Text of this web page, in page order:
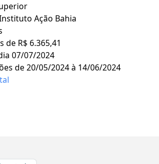
Ação Bahia
de R$ 6.365,41
07/07/2024
de 20/05/2024 à 14/06/2024